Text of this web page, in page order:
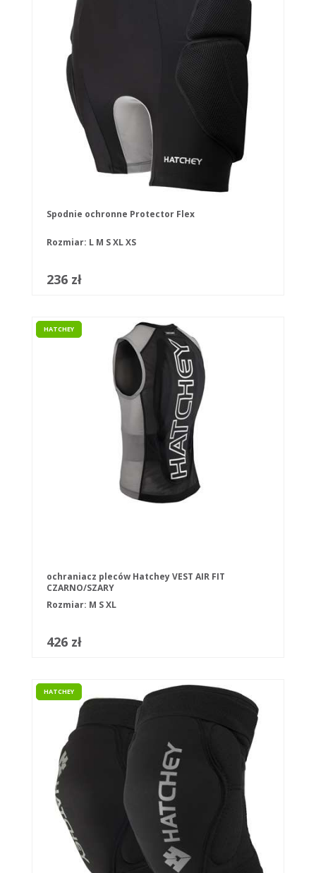
Spodnie ochronne Protector Flex
Rozmiar: L M SXLXS
236 zł
HATCHEY
ochraniacz pleców Hatchey VEST AIR FIT
CZARNO/SZARY
Rozmiar: M SXL
426 zł
HATCHEY